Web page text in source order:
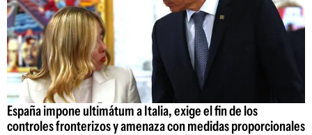
España impone ultimátum a Italia, exige el fin de los
controles fronterizos y amenaza con medidas proporcionales